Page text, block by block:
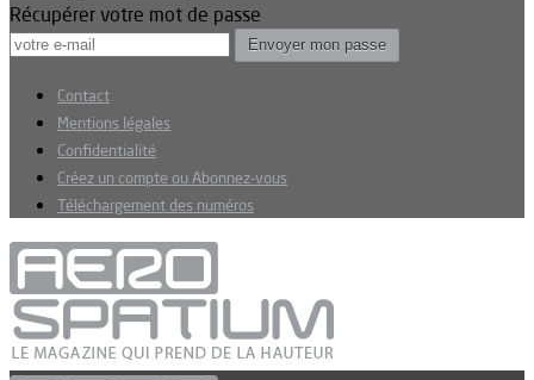
Récupérer votre mot de passe
Contact
Mentions légales
Confidentialité
Créez un compte ou Abonnez-vous
Téléchargement des numéros